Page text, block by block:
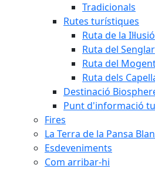
Tradicionals
Rutes turístiques
Ruta de la Il·lusió
Ruta del Senglar
Ruta del
Ruta dels
Destinació
Punt d'informació
Fires
La Terra de la Pansa
Esdeveniments
Com arribar-hi